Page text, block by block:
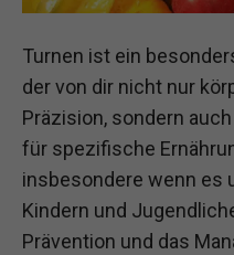
Turnen ist ein
der von dir nicht nur
Präzision, sondern
für spezifische
insbesondere wenn es
Kindern und
Prävention und das